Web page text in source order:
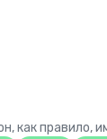
как правило,